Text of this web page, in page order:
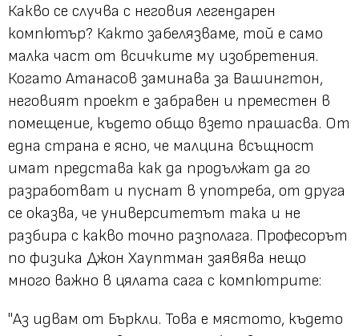
Какво се случва с неговия легендарен
компютър? Както забелязваме, той е само
малка част от всичките му изобретения.
Когато Атанасов заминава за Вашингтон,
неговият проект е забравен и преместен в
помещение, където общо взето прашасва. От
една страна е ясно, че малцина всъщност
имат представа как да продължат да го
разработват и пуснат в употреба, от друга
се оказва, че университетът така и не
разбира с какво точно разполага. Професорът
по физика Джон Хауптман заявява нещо
много важно в цялата сага с компютрите:
"Аз идвам от Бъркли. Това е мястото, където